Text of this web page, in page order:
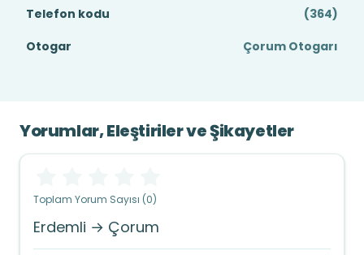
Telefon kodu
(364)
Otogar
Çorum Otogarı
Yorumlar, Eleştiriler ve Şikayetler
Toplam Yorum Sayısı (0)
Erdemli → Çorum